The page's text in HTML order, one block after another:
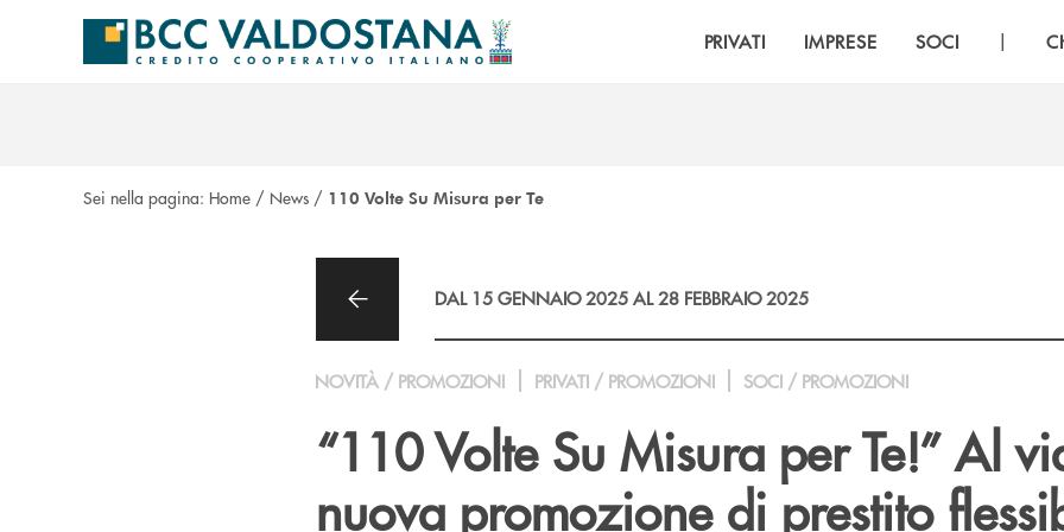
Salta al contenuto principale
PRIVATI IMPRESE SOCI |
Sei nella pagina: Home / News / 110 Volte Su Misura per Te
DAL 15 GENNAIO 2025 AL 28 FEBBRAIO 2025
NOVITÀ / PROMOZIONI PRIVATI / PROMOZIONI SOCI / PROMOZIONI
“110 Volte Su Misura per Te!” Al
nuova promozione di prestito